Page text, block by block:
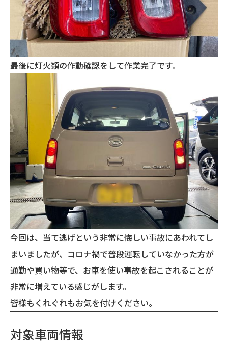
最後に灯火類の作動確認をして作業完了です。
今回は、当て逃げという非常に悔しい事故にあわれてし
まいましたが、コロナ禍で普段運転していなかった方が
通勤や買い物等で、お車を使い事故を起こされることが
非常に増えている感じがします。
皆様もくれぐれもお気を付けください。
対象車両情報